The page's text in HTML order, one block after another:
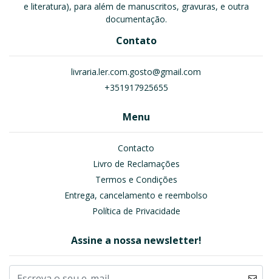
e literatura), para além de manuscritos, gravuras, e outra
documentação.
Contato
livraria.ler.com.gosto@gmail.com
+351917925655
Menu
Contacto
Livro de Reclamações
Termos e Condições
Entrega, cancelamento e reembolso
Política de Privacidade
Assine a nossa newsletter!